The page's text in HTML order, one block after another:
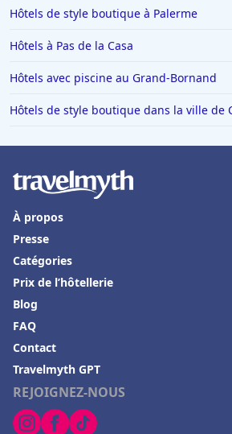
Hôtels à Rome
Hôtels à Villeneuve-Loubet
Hôtels à Trouville-sur-Mer
Hôtels en France
Hôtels à Val-dʼIsère
Hôtels à Saint-Cyprien-Plage
Hôtels à Saint-Georges-de-Didonne
Hôtels à La Flotte
Hôtels à Ottrott
Hôtels à Bourg-en-Bresse
Hôtels en Grèce
Hôtels à San Francisco
Hôtels à Tarragone
Hôtels à Saint-Emilion
Hôtels de style boutique à Palerme
Hôtels à Pas de la Casa
Hôtels avec piscine au Grand-Bornand
Hôtels de style boutique dans la ville de
REJOIGNEZ-NOUS
À propos
Presse
Catégories
Prix de l’hôtellerie
Blog
FAQ
Contact
Travelmyth GPT